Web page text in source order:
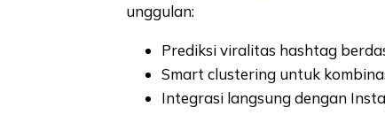
unggulan:
Prediksi viralitas hashtag
Smart clustering untuk
Integrasi langsung dengan